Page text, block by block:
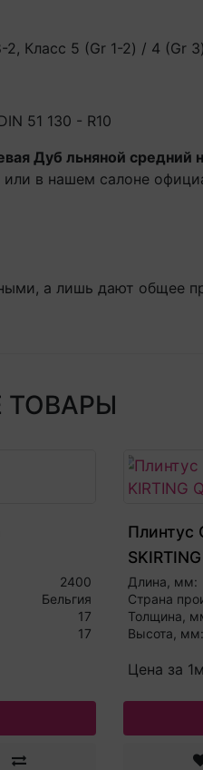
2, Класс 5 (Gr 1-2) / 4 (Gr 3)
51 130 - R10
Дуб льняной средний
в нашем салоне
а лишь дают общее
ТОВАРЫ
2400
Бельгия
17
17
Плинтус
Длина, мм:
Страна
Толщина,
Высота, мм:
Цена за